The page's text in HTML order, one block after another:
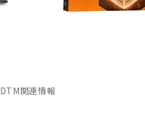
関連情報